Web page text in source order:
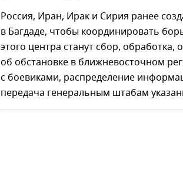
Россия, Иран, Ирак и Сирия ранее
в Багдаде, чтобы координировать
этого центра станут сбор,
об обстановке в ближневосточном
с боевиками, распределение
передача генеральным штабам